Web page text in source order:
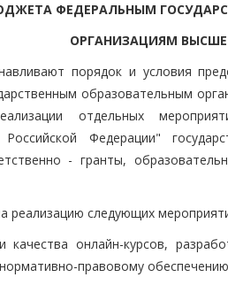
ФЕДЕРАЛЬНЫМ
ОРГАНИЗАЦИЯМ
порядок и условия
образовательным
отдельных
Федерации"
- гранты,
реализацию следующих
качества онлайн-курсов,
правовому